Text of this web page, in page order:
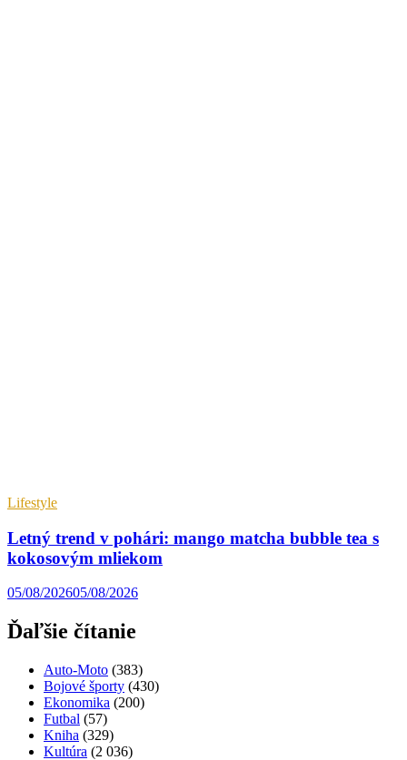
Lifestyle
Letný trend v pohári: mango matcha bubble tea s
kokosovým mliekom
05/08/202605/08/2026
Ďaľšie čítanie
Auto-Moto (383)
Bojové športy (430)
Ekonomika (200)
Futbal (57)
Kniha (329)
Kultúra (2 036)